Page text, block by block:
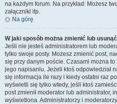
na każdym forum. Na przykład: Możesz
załączniki itp.
Na górę
W jaki sposób można zmienić lub
Jeśli nie jesteś administratorem lub
tylko swoje posty. Możesz zmienić post,
się przy danym poście. Czasami można
jego napisaniu. Jeżeli ktoś odpowiedział
się informacja ile razy i kiedy ostatni raz
wyświetli się tylko wtedy, jeśli ktoś
post zmienił moderator lub administrator,
wyświetlona. Administratorzy i